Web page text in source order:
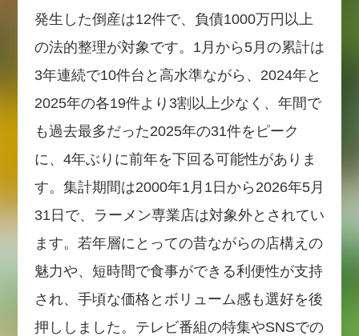
発生した倒産は12件で、負債1000万円以上
の法的整理が対象です。1月から5月の累計は
3年連続で10件台と高水準ながら、2024年と
2025年の各19件より3割以上少なく、年間で
も過去最多だった2025年の31件をピーク
に、4年ぶりに前年を下回る可能性がありま
す。集計期間は2000年1月1日から2026年5月
31日で、ラーメン専業店は対象外とされてい
ます。若年層にとっての昔ながらの店構えの
魅力や、短時間で食事ができる利便性が支持
され、手頃な価格とボリューム感も選好を後
押ししました。テレビ番組の特集やSNSでの